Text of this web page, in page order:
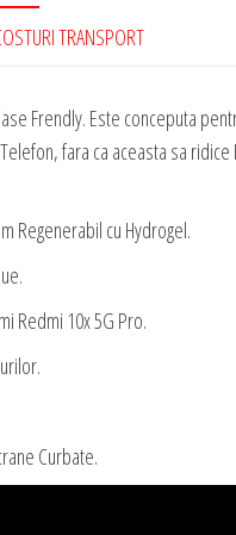
TRANSPORT
Frendly. Este conceputa
fara ca aceasta sa ridice
Regenerabil cu Hydrogel.
Redmi 10x 5G Pro.
Curbate.